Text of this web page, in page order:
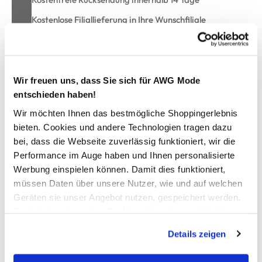
Wir freuen uns, dass Sie sich für AWG Mode
entschieden haben!
Wir möchten Ihnen das bestmögliche Shoppingerlebnis
bieten. Cookies und andere Technologien tragen dazu
bei, dass die Webseite zuverlässig funktioniert, wir die
Performance im Auge haben und Ihnen personalisierte
Werbung einspielen können. Damit dies funktioniert,
müssen Daten über unsere Nutzer, wie und auf welchen
Geräten sie unser Angebot nutzen, gespeichert werden.
werden, werden bei der Nutzung der Webseite auf jeden
Fall gesetzt. Cookies von Drittanbietern für Analyse- oder
Details zeigen
Kostenlose Filiallieferung in Ihre Wunschfiliale
Handtuch 50x100cm
Frottierware aus reiner Bio-Baumwolle
praktische Schlaufe zum Aufhängen
besonder hübsche Struktur
schönes, griffiges Material
unifarben gehalten